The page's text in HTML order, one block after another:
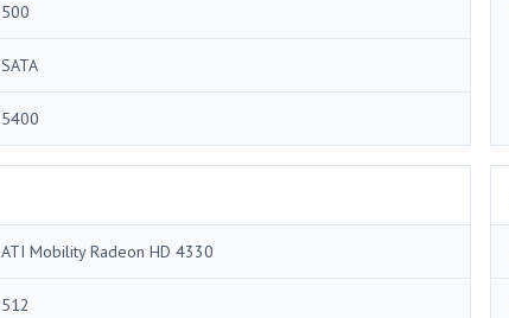
500
SATA
5400
ATI Mobility Radeon HD 4330
512